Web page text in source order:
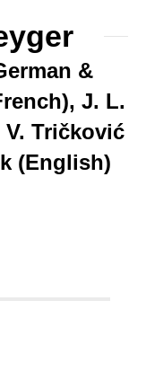
&
J. L.
V. Tričković
(English)